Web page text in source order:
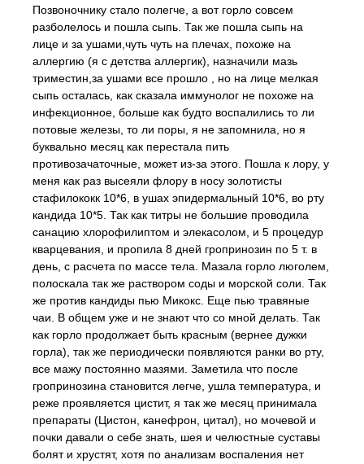
Позвоночнику стало полегче, а вот горло совсем
разболелось и пошла сыпь. Так же пошла сыпь на
лице и за ушами,чуть чуть на плечах, похоже на
аллергию (я с детства аллергик), назначили мазь
триместин,за ушами все прошло , но на лице мелкая
сыпь осталась, как сказала иммунолог не похоже на
инфекционное, больше как будто воспалились то ли
потовые железы, то ли поры, я не запомнила, но я
буквально месяц как перестала пить
противозачаточные, может из-за этого. Пошла к лору, у
меня как раз высеяли флору в носу золотисты
стафилококк 10*6, в ушах эпидермальный 10*6, во рту
кандида 10*5. Так как титры не большие проводила
санацию хлорофилиптом и элекасолом, и 5 процедур
кварцевания, и пропила 8 дней гропринозин по 5 т. в
день, с расчета по массе тела. Мазала горло люголем,
полоскала так же раствором соды и морской соли. Так
же против кандиды пью Микокс. Еще пью травяные
чаи. В общем уже и не знают что со мной делать. Так
как горло продолжает быть красным (вернее дужки
горла), так же периодически появляются ранки во рту,
все мажу постоянно мазями. Заметила что после
гропринозина становится легче, ушла температура, и
реже проявляется цистит, я так же месяц принимала
препараты (Цистон, канефрон, цитал), но мочевой и
почки давали о себе знать, шея и челюстные суставы
болят и хрустят, хотя по анализам воспаления нет